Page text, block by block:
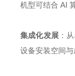
机型可结合 AI
集成化发展：
设备安装空间与